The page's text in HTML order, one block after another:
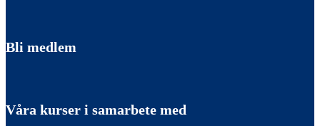
Bli medlem
Våra kurser i samarbete med